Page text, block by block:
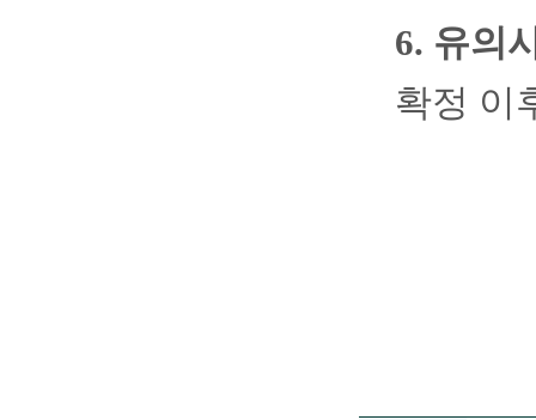
6. 유의
확정 이